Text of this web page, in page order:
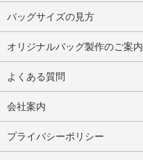
バッグサイズの見方
オリジナルバッグ製作のご案内
よくある質問
会社案内
プライバシーポリシー